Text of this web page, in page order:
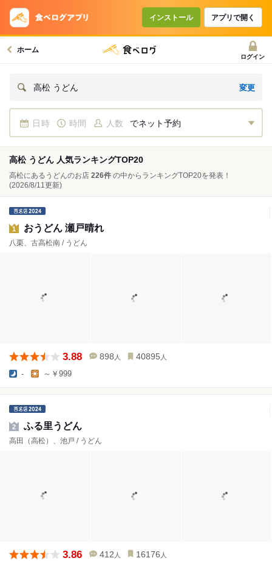
インストール アプリで開く
ホーム
ログイン
高松 うどん 変更
日時 時間 人数 でネット予約
高松 うどん 人気ランキングTOP20
高松にあるうどんのお店 226件 の中からランキングTOP20を発表！
(2026/8/11更新)
1 おうどん 瀬戸晴れ
八栗、古高松南 / うどん
3.88 898 人 40895 人
- ～￥999
2 ふる里うどん
高田（高松）、池戸 / うどん
3.86 412 人 16176 人